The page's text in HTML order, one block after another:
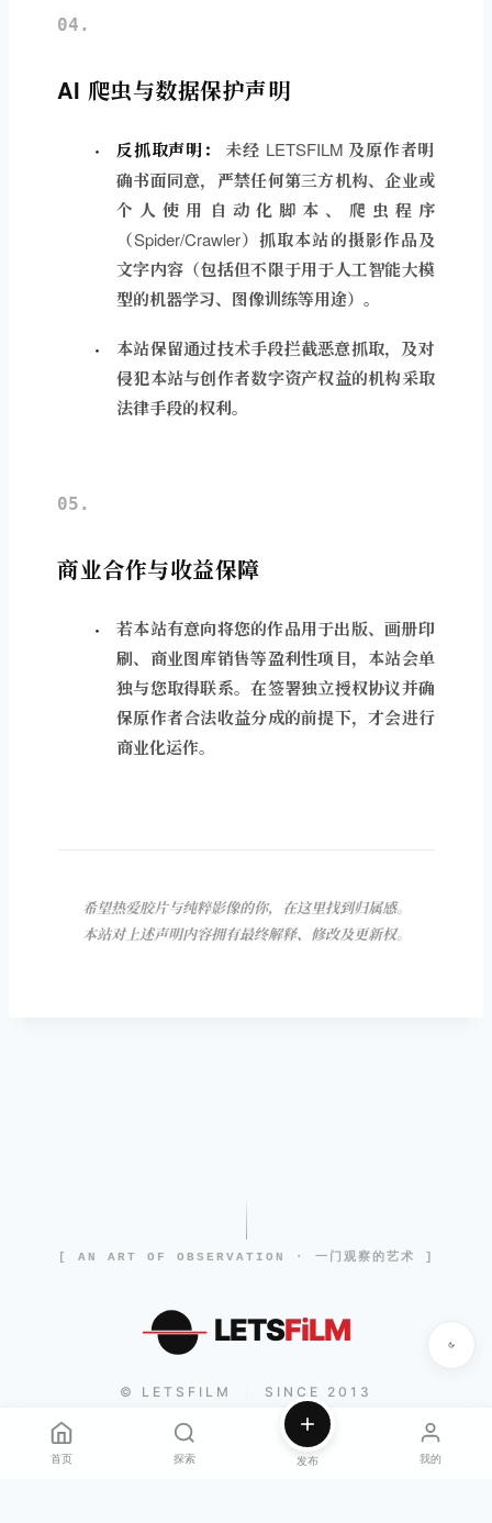
04.
AI 爬虫与数据保护声明
反抓取声明：
未经 LETSFILM 及原作者明
确书面同意，严禁任何第三方机构、企业或
个人使用自动化脚本、爬虫程序
（Spider/Crawler）抓取本站的摄影作品及
文字内容（包括但不限于用于人工智能大模
型的机器学习、图像训练等用途）。
本站保留通过技术手段拦截恶意抓取，及对
侵犯本站与创作者数字资产权益的机构采取
法律手段的权利。
05.
商业合作与收益保障
若本站有意向将您的作品用于出版、画册印
刷、商业图库销售等盈利性项目，本站会单
独与您取得联系。在签署独立授权协议并确
保原作者合法收益分成的前提下，才会进行
商业化运作。
希望热爱胶片与纯粹影像的你，在这里找到归属感。
本站对上述声明内容拥有最终解释、修改及更新权。
[ AN ART OF OBSERVATION · 一门观察的艺术 ]
LETSFiLM
© LETSFILM SINCE 2013
首页 探索 发布 我的